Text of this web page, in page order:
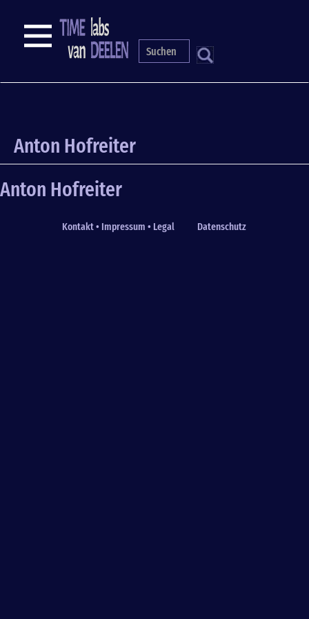
content
S
NAVIGATION
Anton Hofreiter
Anton Hofreiter
Fußzeile
Kontakt • Impressum • Legal Datenschutz